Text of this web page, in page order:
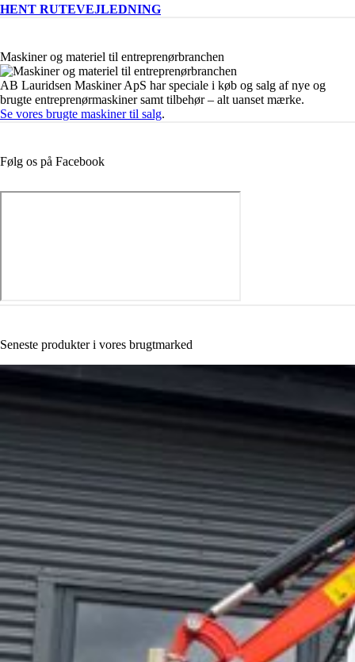
HENT RUTEVEJLEDNING
Maskiner og materiel til entreprenørbranchen
AB Lauridsen Maskiner ApS har speciale i køb og salg af nye og
brugte entreprenørmaskiner samt tilbehør – alt uanset mærke.
Se vores brugte maskiner til salg.
Følg os på Facebook
Seneste produkter i vores brugtmarked